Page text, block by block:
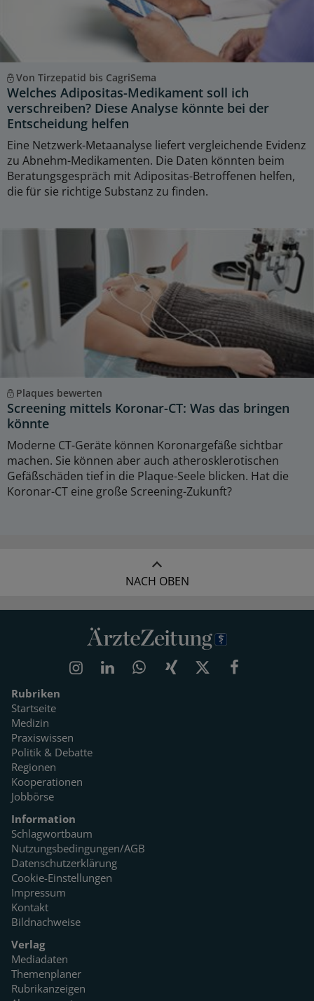
Von Tirzepatid bis CagriSema
Welches Adipositas-Medikament soll ich
verschreiben? Diese Analyse könnte bei der
Entscheidung helfen
Eine Netzwerk-Metaanalyse liefert vergleichende Evidenz
zu Abnehm-Medikamenten. Die Daten könnten beim
Beratungsgespräch mit Adipositas-Betroffenen helfen,
die für sie richtige Substanz zu finden.
Plaques bewerten
Screening mittels Koronar-CT: Was das bringen
könnte
Moderne CT-Geräte können Koronargefäße sichtbar
machen. Sie können aber auch atherosklerotischen
Gefäßschäden tief in die Plaque-Seele blicken. Hat die
Koronar-CT eine große Screening-Zukunft?
NACH OBEN
Rubriken
Startseite
Medizin
Praxiswissen
Politik & Debatte
Regionen
Kooperationen
Jobbörse
Information
Schlagwortbaum
Nutzungsbedingungen/AGB
Datenschutzerklärung
Cookie-Einstellungen
Impressum
Kontakt
Bildnachweise
Verlag
Mediadaten
Themenplaner
Rubrikanzeigen